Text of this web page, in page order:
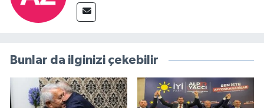
Bunlar da ilginizi çekebilir